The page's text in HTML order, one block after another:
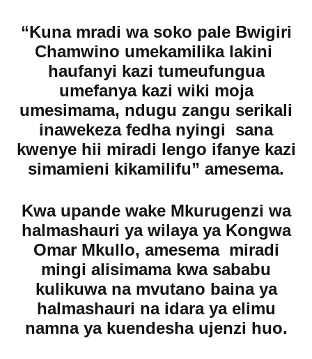
“Kuna mradi wa soko pale Bwigiri
Chamwino umekamilika lakini
haufanyi kazi tumeufungua
umefanya kazi wiki moja
umesimama, ndugu zangu serikali
inawekeza fedha nyingi sana
kwenye hii miradi lengo ifanye kazi
simamieni kikamilifu” amesema.
Kwa upande wake Mkurugenzi wa
halmashauri ya wilaya ya Kongwa
Omar Mkullo, amesema miradi
mingi alisimama kwa sababu
kulikuwa na mvutano baina ya
halmashauri na idara ya elimu
namna ya kuendesha ujenzi huo.